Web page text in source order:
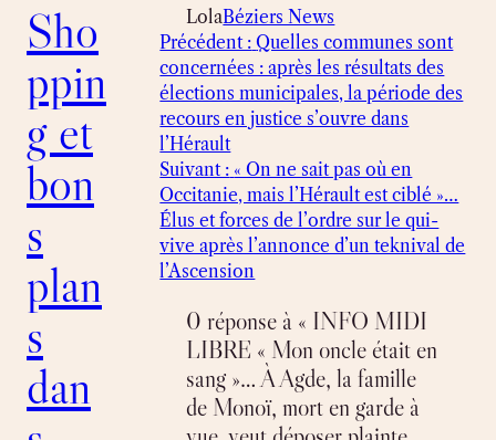
Sho
ppin
g et
bon
s
plan
s
dan
LolaBéziers News
Précédent : Quelles communes sont
concernées : après les résultats des
élections municipales, la période des
recours en justice s’ouvre dans
l’Hérault
Suivant : « On ne sait pas où en
Occitanie, mais l’Hérault est ciblé »…
Élus et forces de l’ordre sur le qui-
vive après l’annonce d’un teknival de
l’Ascension
0 réponse à « INFO MIDI
LIBRE « Mon oncle était en
sang »… À Agde, la famille
de Monoï, mort en garde à